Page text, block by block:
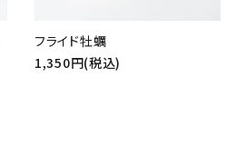
フライド牡蠣
1,350円(税込)